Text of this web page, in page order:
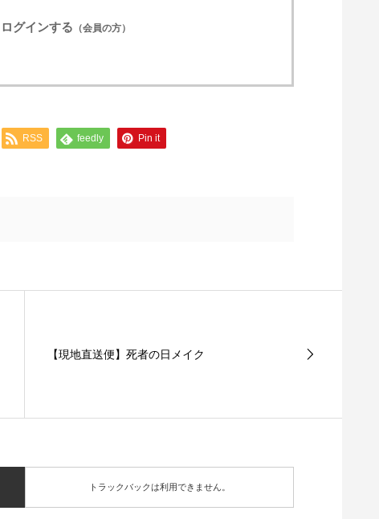
ログインする （会員の方）
RSS feedly Pin it
【現地直送便】死者の日メイク
トラックバックは利用できません。